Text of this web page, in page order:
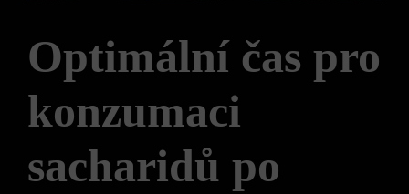
Optimální čas pro
konzumaci
sacharidů po